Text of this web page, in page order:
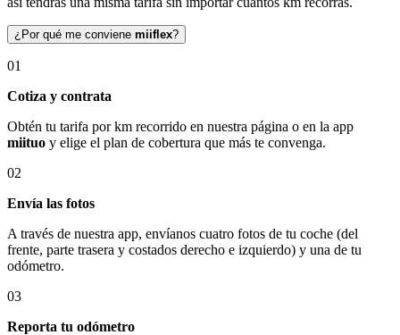
¿Por qué me conviene miiflex?
01
Cotiza y contrata
Obtén tu tarifa por km recorrido en nuestra página o en la app
miituo y elige el plan de cobertura que más te convenga.
02
Envía las fotos
A través de nuestra app, envíanos cuatro fotos de tu coche (del
frente, parte trasera y costados derecho e izquierdo) y una de tu
odómetro.
03
Reporta tu odómetro